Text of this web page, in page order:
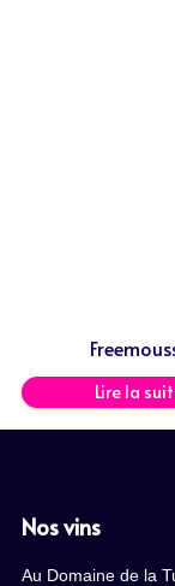
Lire la
Nos vins
Au Domaine de la